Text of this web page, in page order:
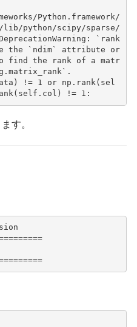
Python.framework/
lib/python/scipy/sparse/
`rank
the `ndim` attribute or
find the rank of a matr
!= 1:
す。